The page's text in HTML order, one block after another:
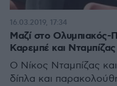
Μαζί στο Ολυμπιακός-
Καρεμπέ και Νταμπίζας
Ο Νίκος Νταμπίζας
δίπλα και
16.03.2019, 17:34